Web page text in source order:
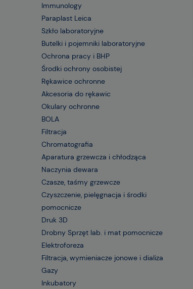
Immunology
Paraplast Leica
Szkło laboratoryjne
Butelki i pojemniki laboratoryjne
Ochrona pracy i BHP
Środki ochrony osobistej
Rękawice ochronne
Akcesoria do rękawic
Okulary ochronne
BOLA
Filtracja
Chromatografia
Aparatura grzewcza i chłodząca
Naczynia dewara
Czasze, taśmy grzewcze
Czyszczenie, pielęgnacja i środki
pomocnicze
Druk 3D
Drobny Sprzęt lab. i mat pomocnicze
Elektroforeza
Filtracja, wymieniacze jonowe i dializa
Gazy
Inkubatory